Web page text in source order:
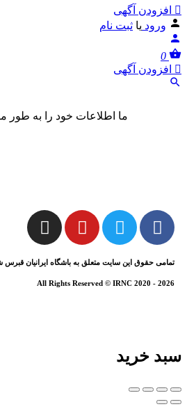
افزودن آگهی
ورود یا ثبت نام
0
افزودن آگهی
ما اطلاعات خود را به طور
تمامی حقوق این سایت متعلق به باشگاه ایرانیان
All Rights Reserved © IRNC 2020 - 2026
سبد خرید